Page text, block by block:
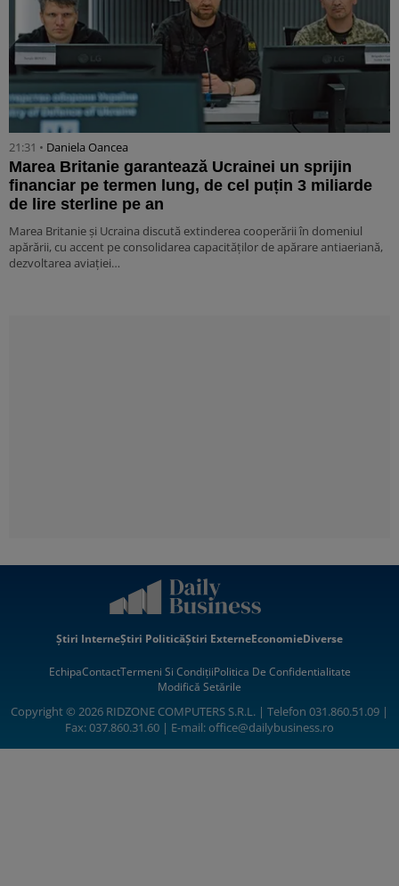
21:31 • Daniela Oancea
Marea Britanie garantează Ucrainei un sprijin
financiar pe termen lung, de cel puțin 3 miliarde
de lire sterline pe an
Marea Britanie și Ucraina discută extinderea cooperării în domeniul
apărării, cu accent pe consolidarea capacităților de apărare antiaeriană,
dezvoltarea aviației…
Știri InterneȘtiri PoliticăȘtiri ExterneEconomieDiverse
EchipaContactTermeni Si CondițiiPolitica De Confidentialitate
Modifică Setările
Copyright © 2026 RIDZONE COMPUTERS S.R.L. | Telefon 031.860.51.09 |
Fax: 037.860.31.60 | E-mail:office@dailybusiness.ro